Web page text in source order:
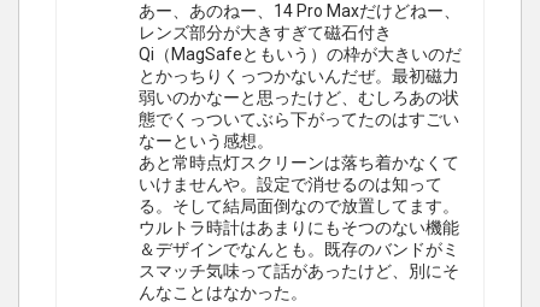
あー、あのねー、14 Pro Maxだけどねー、
レンズ部分が大きすぎて磁石付き
Qi（MagSafeともいう）の枠が大きいのだ
とかっちりくっつかないんだぜ。最初磁力
弱いのかなーと思ったけど、むしろあの状
態でくっついてぶら下がってたのはすごい
なーという感想。
あと常時点灯スクリーンは落ち着かなくて
いけませんや。設定で消せるのは知って
る。そして結局面倒なので放置してます。
ウルトラ時計はあまりにもそつのない機能
＆デザインでなんとも。既存のバンドがミ
スマッチ気味って話があったけど、別にそ
んなことはなかった。